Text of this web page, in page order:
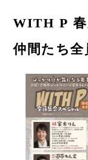
WITH P
仲間たち